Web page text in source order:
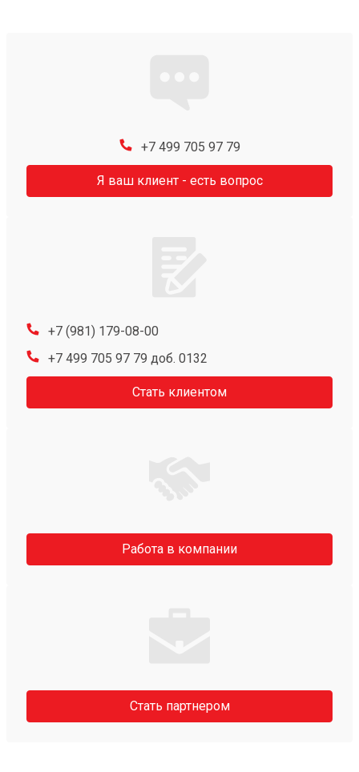
+7 499 705 97 79
Я ваш клиент - есть вопрос
+7 (981) 179-08-00
+7 499 705 97 79 доб. 0132
Стать клиентом
Работа в компании
Стать партнером